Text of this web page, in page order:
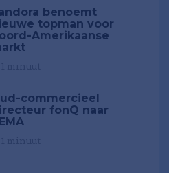
benoemt
topman voor
Amerikaanse
commercieel
fonQ naar